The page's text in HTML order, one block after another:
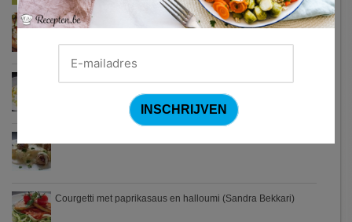
Turkse pizza met halloumi en courgette
Courgetti met paprikasaus en halloumi (Sandra Bekkari)